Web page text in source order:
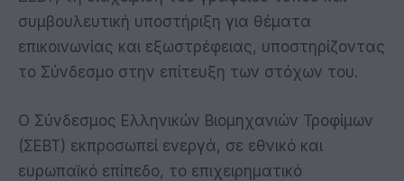
συμβουλευτική υποστήριξη για θέματα
επικοινωνίας και εξωστρέφειας, υποστηρίζοντας
το Σύνδεσμο στην επίτευξη των στόχων του.
Ο Σύνδεσμος Ελληνικών Βιομηχανιών Τροφίμων
(ΣΕΒΤ) εκπροσωπεί ενεργά, σε εθνικό και
ευρωπαϊκό επίπεδο, το επιχειρηματικό